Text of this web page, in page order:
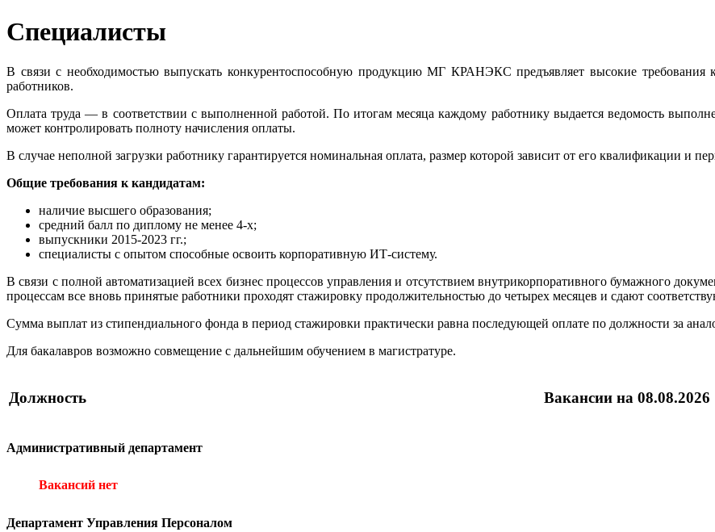
Специалисты
В связи с необходимостью выпускать конкурентоспособную продукцию МГ КРАНЭКС предъявляет высокие требования
работников.
Оплата труда — в соответствии с выполненной работой. По итогам месяца каждому работнику выдается ведомость
может контролировать полноту начисления оплаты.
В случае неполной загрузки работнику гарантируется номинальная оплата, размер которой зависит от его квалификации и
Общие требования к кандидатам:
наличие высшего образования;
средний балл по диплому не менее 4-х;
выпускники 2015-2023 гг.;
специалисты с опытом способные освоить корпоративную ИТ-систему.
В связи с полной автоматизацией всех бизнес процессов управления и отсутствием внутрикорпоративного бумажного
процессам все вновь принятые работники проходят стажировку продолжительностью до четырех месяцев и сдают
Сумма выплат из стипендиального фонда в период стажировки практически равна последующей оплате по должности за
Для бакалавров возможно совмещение с дальнейшим обучением в магистратуре.
Должность Вакансии на 08.08.2026
Административный департамент
Вакансий нет
Департамент Управления Персоналом